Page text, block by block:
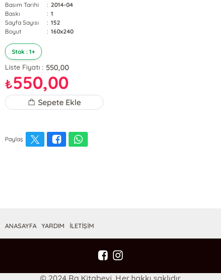
Basım Tarihi
: 2014-04
Baskı
: 1
Sayfa Sayısı
: 152
Boyut
: 160x240
Stok : 1+
Liste Fiyatı : 550,00
₺550,00
Sepete Ekle
Paylaş
ANASAYFA YARDIM İLETİŞİM
© 2024 Ra Kitabevi. Her hakkı saklıdır.